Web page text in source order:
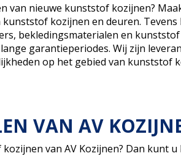
van nieuwe kunststof kozijnen?
kunststof kozijnen en deuren.
bekledingsmaterialen en
garantieperiodes. Wij zijn
op het gebied van kunststof
VAN AV
van AV Kozijnen? Dan kunt